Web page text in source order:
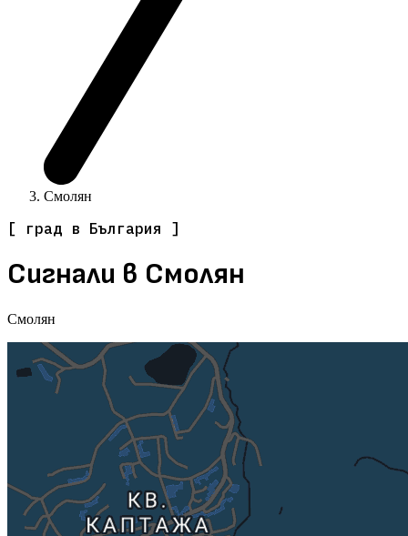
Смолян
[ град в България ]
Сигнали в Смолян
Смолян